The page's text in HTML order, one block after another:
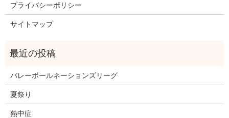
プライバシーポリシー
サイトマップ
バレーボールネーションズリーグ
夏祭り
熱中症